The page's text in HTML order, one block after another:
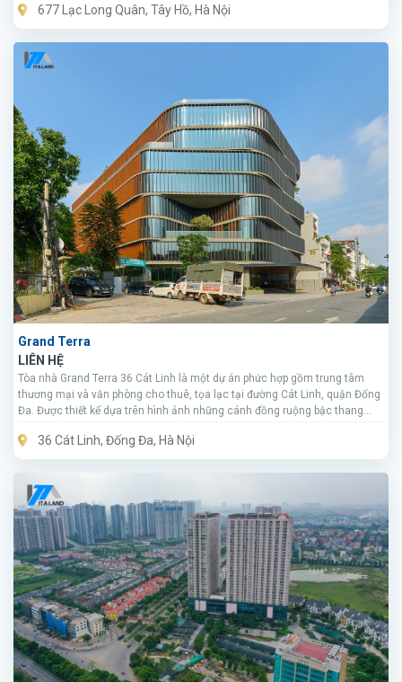
677 Lạc Long Quân, Tây Hồ, Hà Nội
Grand Terra
LIÊN HỆ
Tòa nhà Grand Terra 36 Cát Linh là một dự án phức hợp gồm trung tâm
thương mại và văn phòng cho thuê, tọa lạc tại đường Cát Linh, quận Đống
Đa. Được thiết kế dựa trên hình ảnh những cánh đồng ruộng bậc thang
trọng và hiện đại.
36 Cát Linh, Đống Đa, Hà Nội